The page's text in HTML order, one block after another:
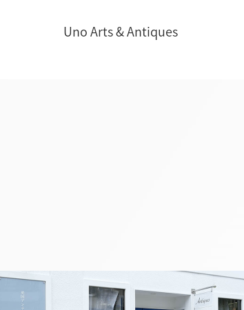
Uno Arts & Antiques